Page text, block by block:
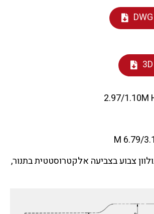
2.97/1.10M
6.79/
צבוע בצביעה אלקטרוסטטית בתנור,